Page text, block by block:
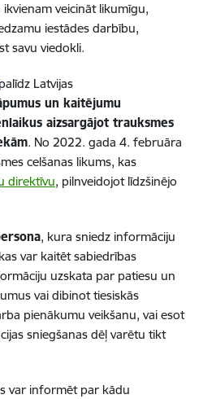
ikvienam veicināt likumīgu,
iestādes darbību,
savu viedokli.
palīdz Latvijas
un kaitējumu
aizsargājot trauksmes
. No 2022. gada 4. februāra
celšanas likums, kas
direktīvu, pilnveidojot līdzšinējo
, kura sniedz informāciju
var kaitēt sabiedrības
uzskata par patiesu un
vai dibinot tiesiskās
pienākumu veikšanu, vai esot
sniegšanas dēļ varētu tikt
var informēt par kādu